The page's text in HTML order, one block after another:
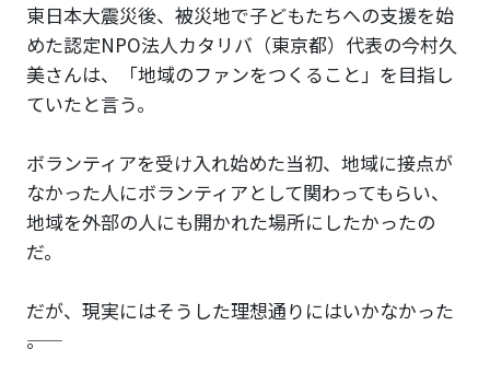
東日本大震災後、被災地で子どもたちへの支援を始
めた認定NPO法人カタリバ（東京都）代表の今村久
美さんは、「地域のファンをつくること」を目指し
ていたと言う。
ボランティアを受け入れ始めた当初、地域に接点が
なかった人にボランティアとして関わってもらい、
地域を外部の人にも開かれた場所にしたかったの
だ。
だが、現実にはそうした理想通りにはいかなかった
――。